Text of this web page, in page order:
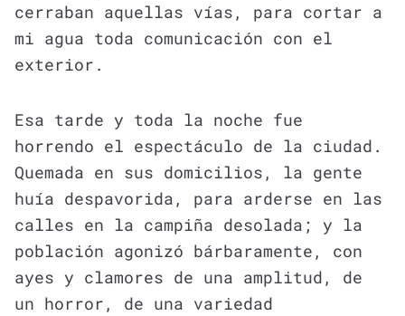
cerraban aquellas vías, para cortar a
mi agua toda comunicación con el
exterior.
Esa tarde y toda la noche fue
horrendo el espectáculo de la ciudad.
Quemada en sus domicilios, la gente
huía despavorida, para arderse en las
calles en la campiña desolada; y la
población agonizó bárbaramente, con
ayes y clamores de una amplitud, de
un horror, de una variedad